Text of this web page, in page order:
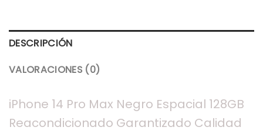
DESCRIPCIÓN
VALORACIONES (0)
iPhone 14 Pro Max Negro Espacial 128GB
Reacondicionado Garantizado Calidad